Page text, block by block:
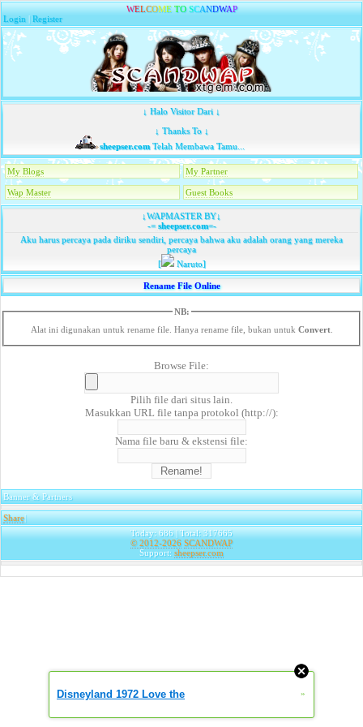
WELCOME TO SCANDWAP
Login |Register
↓ Halo Visitor Dari ↓
↓ Thanks To ↓
sheepser.comTelah Membawa Tamu...
My Blogs My Partner
Wap Master Guest Books
↓WAPMASTER BY↓
-=sheepser.com=-
Aku harus percaya pada diriku sendiri, percaya bahwa aku adalah orang yang mereka
percaya
[
Naruto]
Rename File Online
NB:
Alat ini digunakan untuk rename file. Hanya rename file, bukan untuk Convert.
Browse File:
Pilih file dari situs lain.
Masukkan URL file tanpa protokol (http://):
Nama file baru & ekstensi file:
Banner & Partners
Share|
Today: 686 | Total: 317665
© 2012-2026 SCANDWAP
Support: sheepser.com
Disneyland 1972 Love the »